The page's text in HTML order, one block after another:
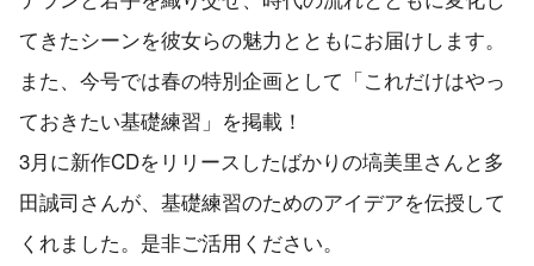
てきたシーンを彼女らの魅力とともにお届けします。
また、今号では春の特別企画として「これだけはやっ
ておきたい基礎練習」を掲載！
3月に新作CDをリリースしたばかりの塙美里さんと多
田誠司さんが、基礎練習のためのアイデアを伝授して
くれました。是非ご活用ください。